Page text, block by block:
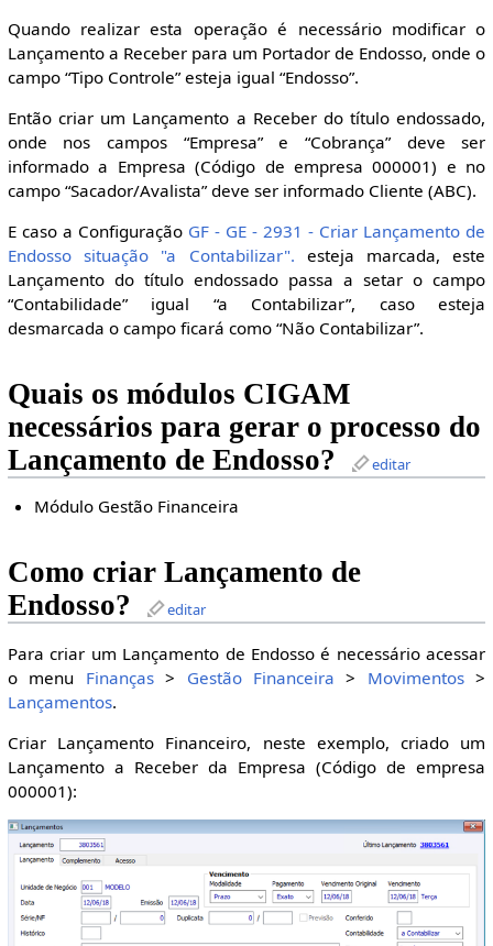
Quando realizar esta operação é necessário modificar o
Lançamento a Receber para um Portador de Endosso, onde o
campo “Tipo Controle” esteja igual “Endosso”.
Então criar um Lançamento a Receber do título endossado,
onde nos campos “Empresa” e “Cobrança” deve ser
informado a Empresa (Código de empresa 000001) e no
campo “Sacador/Avalista” deve ser informado Cliente (ABC).
E caso a Configuração GF - GE - 2931 - Criar Lançamento de
Endosso situação "a Contabilizar". esteja marcada, este
Lançamento do título endossado passa a setar o campo
“Contabilidade” igual “a Contabilizar”, caso esteja
desmarcada o campo ficará como “Não Contabilizar”.
Quais os módulos CIGAM
necessários para gerar o processo do
Lançamento de Endosso?
editar
Módulo Gestão Financeira
Como criar Lançamento de
Endosso?
editar
Para criar um Lançamento de Endosso é necessário acessar
o menu Finanças> Gestão Financeira > Movimentos>
Lançamentos.
Criar Lançamento Financeiro, neste exemplo, criado um
Lançamento a Receber da Empresa (Código de empresa
000001):